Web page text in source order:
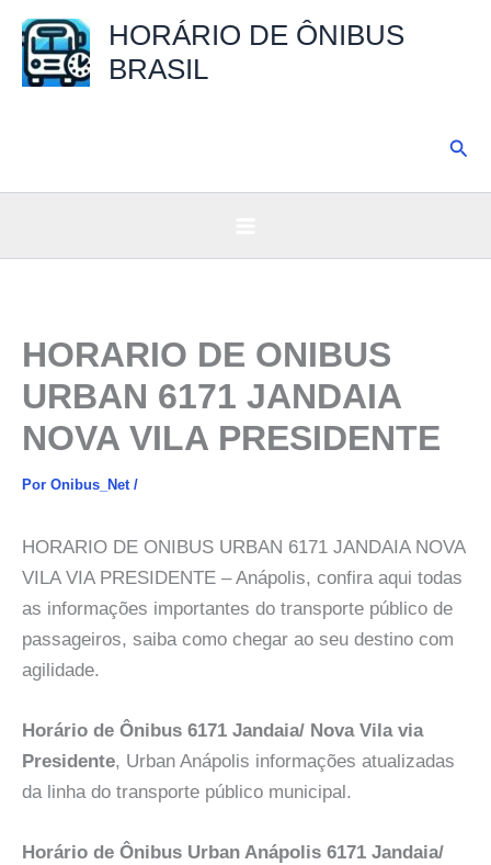
para
HORÁRIO DE ÔNIBUS
BRASIL
HORARIO DE ONIBUS
URBAN 6171 JANDAIA
NOVA VILA PRESIDENTE
Por Onibus_Net /
HORARIO DE ONIBUS URBAN 6171 JANDAIA NOVA
VILA VIA PRESIDENTE – Anápolis, confira aqui todas
as informações importantes do transporte público de
passageiros, saiba como chegar ao seu destino com
agilidade.
Horário de Ônibus 6171 Jandaia/ Nova Vila via
Presidente, Urban Anápolis informações atualizadas
da linha do transporte público municipal.
Horário de Ônibus Urban Anápolis 6171 Jandaia/